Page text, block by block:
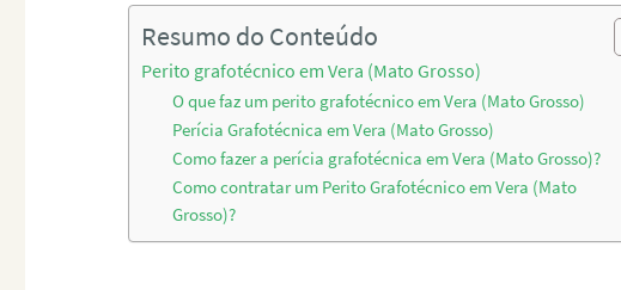
Resumo do Conteúdo
Perito grafotécnico em Vera (Mato Grosso)
O que faz um perito grafotécnico em Vera (Mato Grosso)
Perícia Grafotécnica em Vera (Mato Grosso)
Como fazer a perícia grafotécnica em Vera (Mato Grosso)?
Como contratar um Perito Grafotécnico em Vera (Mato
Grosso)?